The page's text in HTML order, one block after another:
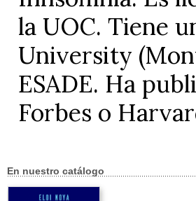
la UOC. Tiene
University
ESADE. Ha
Forbes o
En nuestro catálogo